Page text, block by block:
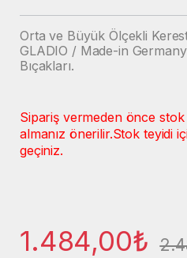
Orta ve Büyük Ölçekli
GLADIO / Made-in
Bıçakları.
Sipariş vermeden önce
almanız önerilir.Stok teyidi
geçiniz.
1.484,00₺